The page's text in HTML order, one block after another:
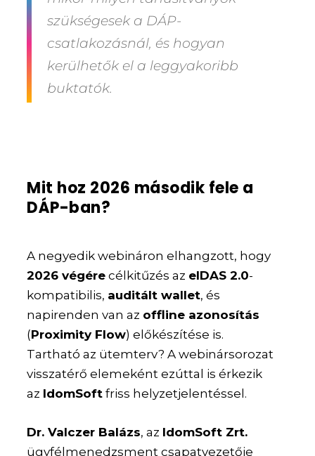
szükségesek a DÁP-
csatlakozásnál, és hogyan
kerülhetők el a leggyakoribb
buktatók.
Mit hoz 2026 második fele a
DÁP-ban?
A negyedik webináron elhangzott, hogy
2026 végére célkitűzés az eIDAS 2.0-
kompatibilis, auditált wallet, és
napirenden van az offline azonosítás
(Proximity Flow) előkészítése is.
Tartható az ütemterv? A webinársorozat
visszatérő elemeként ezúttal is érkezik
az IdomSoft friss helyzetjelentéssel.
Dr. Valczer Balázs, az IdomSoft Zrt.
ügyfélmenedzsment csapatvezetője